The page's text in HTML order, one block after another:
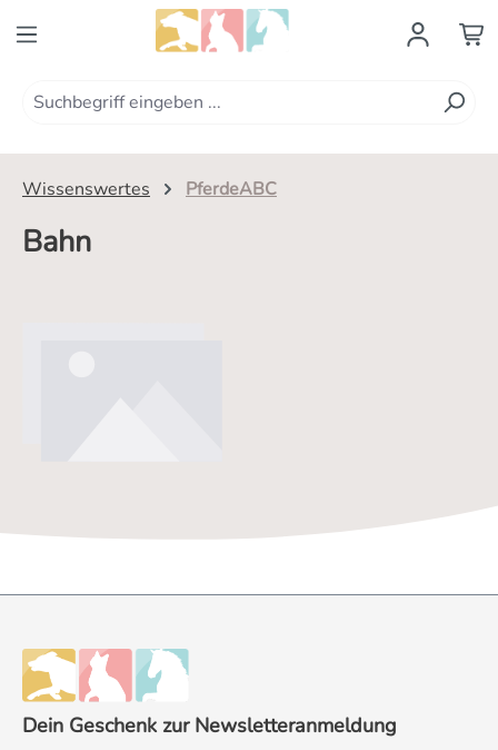
Zum Hauptinhalt springen
Wissenswertes PferdeABC
Bahn
Dein Geschenk zur Newsletteranmeldung